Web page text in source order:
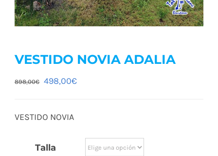
VESTIDO NOVIA ADALIA
898,00€ El
original
898,00€.
498,00€El
498,00€.
VESTIDO NOVIA
Talla